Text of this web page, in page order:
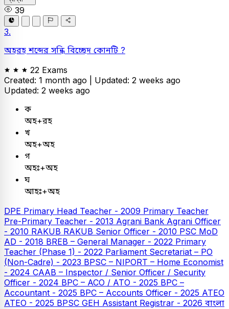
39
3.
অহরহ শব্দের সন্ধি বিচ্ছেদ কোনটি ?
22 Exams
Created: 1 month ago | Updated: 2 weeks ago
Updated: 2 weeks ago
ক
অহ+রহ
খ
অহ+অহ
গ
অহঃ+অহ
ঘ
আহঃ+অহ
DPE Primary Head Teacher - 2009 Primary Teacher
Pre-Primary Teacher - 2013 Agrani Bank Agrani Officer
- 2010 RAKUB RAKUB Senior Officer - 2010 PSC MoD
AD - 2018 BREB – General Manager - 2022 Primary
Teacher (Phase 1) - 2022 Parliament Secretariat – PO
(Non-Cadre) - 2023 BPSC – NIPORT – Home Economist
- 2024 CAAB – Inspector / Senior Officer / Security
Officer - 2024 BPC – ACO / ATO - 2025 BPC –
Accountant - 2025 BPC – Accounts Officer - 2025 ATEO
ATEO - 2025 BPSC GEH Assistant Registrar - 2026 বাংলা